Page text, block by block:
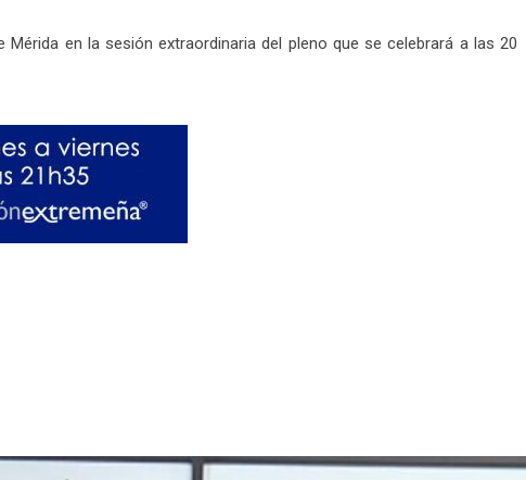
Mérida en la sesión extraordinaria del pleno que se celebrará a las 20